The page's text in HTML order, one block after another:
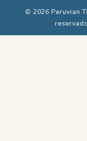
© 2026 Peruvian